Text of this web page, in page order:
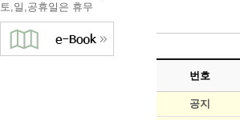
토,일,공휴일은 휴무
번호
공지